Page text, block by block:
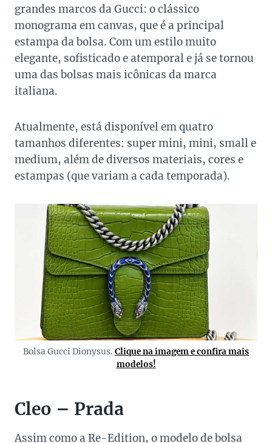
grandes marcos da Gucci: o clássico
monograma em canvas, que é a principal
estampa da bolsa. Com um estilo muito
elegante, sofisticado e atemporal e já se tornou
uma das bolsas mais icônicas da marca
italiana.
Atualmente, está disponível em quatro
tamanhos diferentes: super mini, mini, small e
medium, além de diversos materiais, cores e
estampas (que variam a cada temporada).
Bolsa Gucci Dionysus. Clique na imagem e confira mais
modelos!
Cleo – Prada
Assim como a Re-Edition, o modelo de bolsa